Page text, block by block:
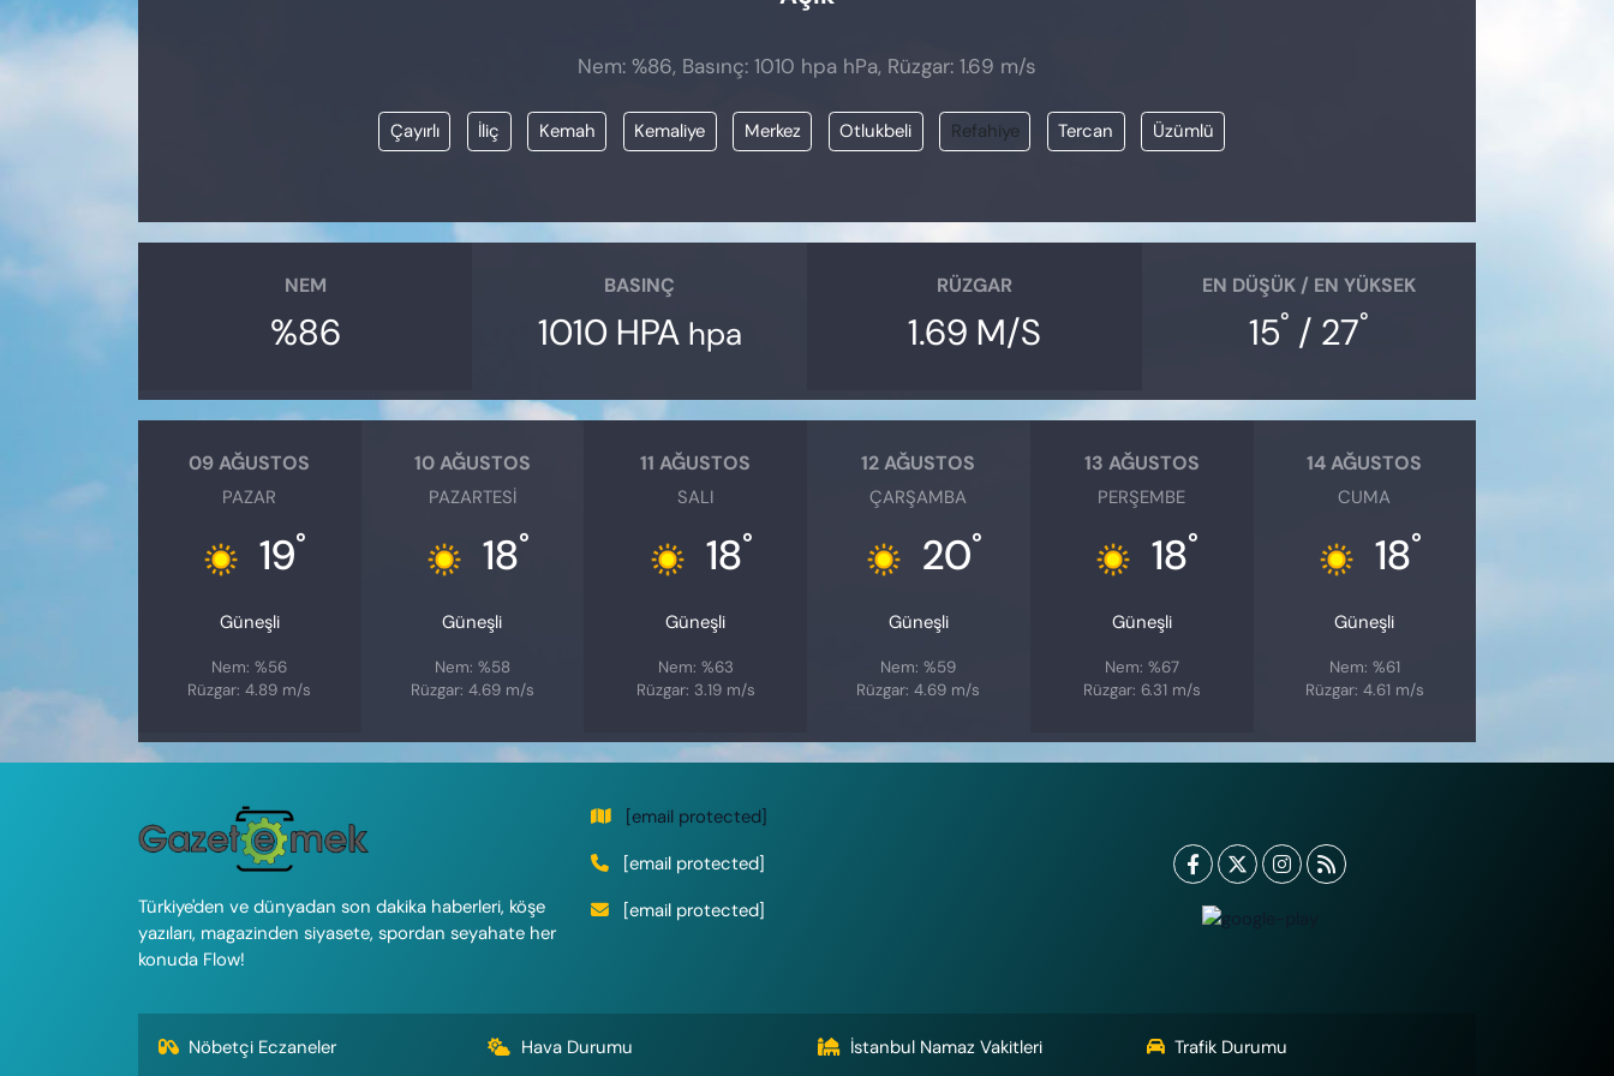
Nem: %86, Basınç: 1010 hpa hPa, Rüzgar: 1.69 m/s
Çayırlı İliç Kemah Kemaliye Merkez Otlukbeli Refahiye Tercan Üzümlü
NEM
%86
BASINÇ
1010 HPA hpa
RÜZGAR
1.69 M/S
EN DÜŞÜK / EN YÜKSEK
15° / 27°
09 AĞUSTOS
PAZAR
19°
Güneşli
Nem: %56
Rüzgar: 4.89 m/s
10 AĞUSTOS
PAZARTESI
18°
Güneşli
Nem: %58
Rüzgar: 4.69 m/s
11 AĞUSTOS
SALI
18°
Güneşli
Nem: %63
Rüzgar: 3.19 m/s
12 AĞUSTOS
ÇARŞAMBA
20°
Güneşli
Nem: %59
Rüzgar: 4.69 m/s
13 AĞUSTOS
PERŞEMBE
18°
Güneşli
Nem: %67
Rüzgar: 6.31 m/s
14 AĞUSTOS
CUMA
18°
Güneşli
Nem: %61
Rüzgar: 4.61 m/s
Türkiye'den ve dünyadan son dakika haberleri, köşe
yazıları, magazinden siyasete, spordan seyahate her
konuda Flow!
[email protected]
[email protected]
[email protected]
Nöbetçi Eczaneler Hava Durumu İstanbul Namaz Vakitleri Trafik Durumu
KADIN
VAN VE DİYARBAKIR HABERLERİ